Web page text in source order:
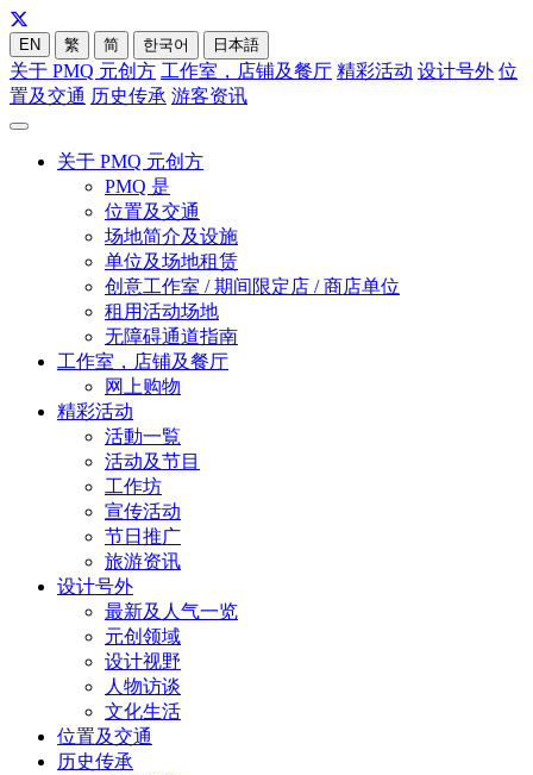
EN 繁 简 한국어 日本語
关于 PMQ 元创方 工作室，店铺及餐厅 精彩活动 设计号外 位
置及交通 历史传承 游客资讯
关于 PMQ 元创方
PMQ 是
位置及交通
场地简介及设施
单位及场地租赁
创意工作室 / 期间限定店 / 商店单位
租用活动场地
无障碍通道指南
工作室，店铺及餐厅
网上购物
精彩活动
活動一覧
活动及节目
工作坊
宣传活动
节日推广
旅游资讯
设计号外
最新及人气一览
元创领域
设计视野
人物访谈
文化生活
位置及交通
历史传承